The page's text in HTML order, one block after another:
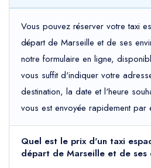
Vous pouvez réserver votre taxi
départ de Marseille et de ses
notre formulaire en ligne,
vous suffit d'indiquer votre
destination, la date et l'heure
vous est envoyée rapidement par
Quel est le prix d'un taxi
départ de Marseille et de ses